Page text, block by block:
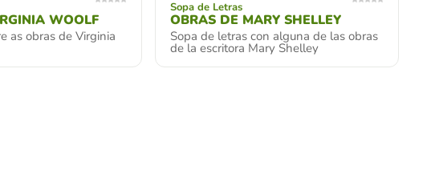
WOOLF
as obras de Virginia
Sopa de Letras
OBRAS DE MARY SHELLEY
Sopa de letras con alguna de las obras
de la escritora Mary Shelley